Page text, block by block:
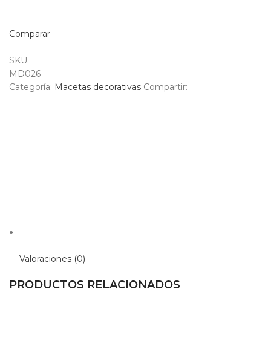
Comparar
SKU:
MD026
Categoría: Macetas decorativas Compartir:
Valoraciones (0)
PRODUCTOS RELACIONADOS